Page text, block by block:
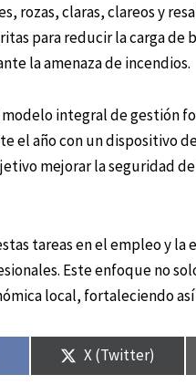
rozas, claras, clareos y
para reducir la carga de
la amenaza de incendios.
integral de gestión
el año con un dispositivo
mejorar la seguridad
tareas en el empleo y la
Este enfoque no
local, fortaleciendo
X (Twitter)